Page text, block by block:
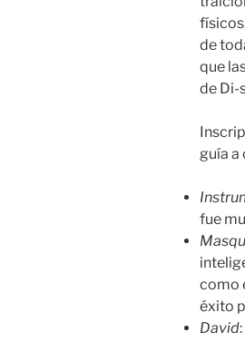
de
que
de Di-
guía a
fue
como
éxito
David